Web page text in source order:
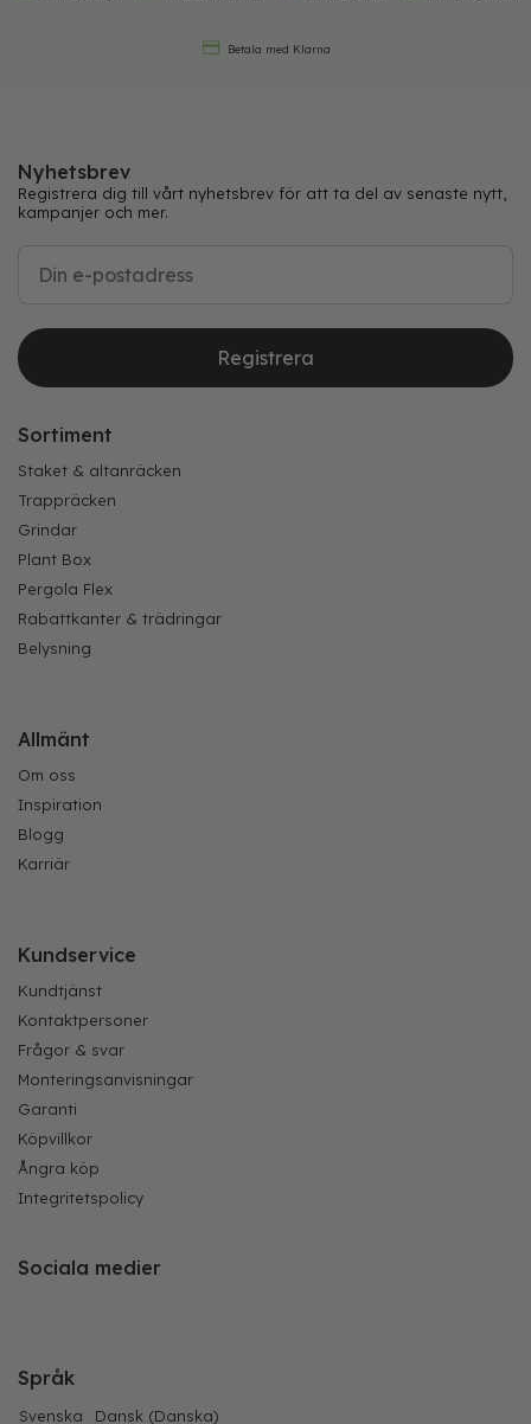
Betala med Klarna
Nyhetsbrev
Registrera dig till vårt nyhetsbrev för att ta del av senaste nytt,
kampanjer och mer.
Registrera
Sortiment
Staket & altanräcken
Trappräcken
Grindar
Plant Box
Pergola Flex
Rabattkanter & trädringar
Belysning
Allmänt
Om oss
Inspiration
Blogg
Karriär
Kundservice
Kundtjänst
Kontaktpersoner
Frågor & svar
Monteringsanvisningar
Garanti
Köpvillkor
Ångra köp
Integritetspolicy
Sociala medier
Språk
Svenska Dansk (Danska)